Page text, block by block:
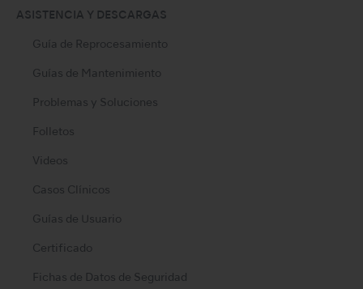
ASISTENCIA Y DESCARGAS
Guía de Reprocesamiento
Guías de Mantenimiento
Problemas y Soluciones
Folletos
Videos
Casos Clínicos
Guías de Usuario
Certificado
Fichas de Datos de Seguridad